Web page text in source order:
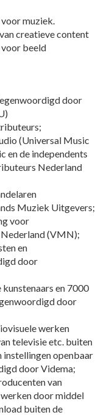
muziek.
creatieve content
beeld
door
(Universal Music
en de independents
Nederland
Muziek Uitgevers;
voor
(VMN);
en
door
en 7000
door
werken
televisie etc. buiten
instellingen openbaar
door Videma;
van
door middel
buiten de